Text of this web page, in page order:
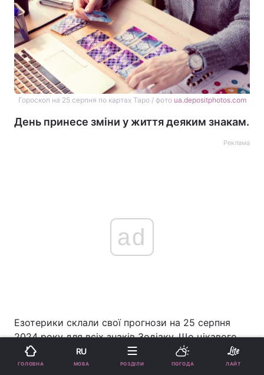
Гороскоп на 25 серпня по картах Таро / фото ua.depositphotos.com
День принесе зміни у життя деяким знакам.
Реклама
ad
Езотерики склали свої прогнози на 25 серпня
2024 року для всіх знаків Зодіаку. Що цікавого
відбудеться у кінці тижня – читайте далі.
ГОЛОВНА
RU
МОВА РОЗДІЛИ ПОГОДА ЛАЙТ